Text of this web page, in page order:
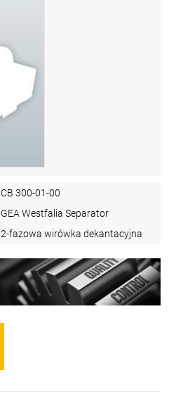
CB 300-01-00
GEA Westfalia Separator
2-fazowa wirówka dekantacyjna